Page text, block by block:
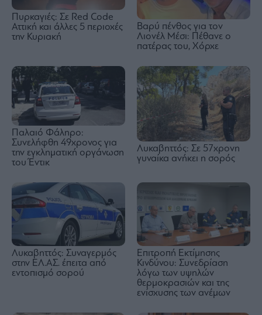
Πυρκαγιές: Σε Red Code
Αττική και άλλες 5 περιοχές
την Κυριακή
Βαρύ πένθος για τον
Λιονέλ Μέσι: Πέθανε ο
πατέρας του, Χόρχε
Παλαιό Φάληρο:
Συνελήφθη 49χρονος για
την εγκληματική οργάνωση
του Έντικ
Λυκαβηττός: Σε 57χρονη
γυναίκα ανήκει η σορός
Λυκαβηττός: Συναγερμός
στην ΕΛ.ΑΣ. έπειτα από
εντοπισμό σορού
Επιτροπή Εκτίμησης
Κινδύνου: Συνεδρίαση
λόγω των υψηλών
θερμοκρασιών και της
ενίσχυσης των ανέμων